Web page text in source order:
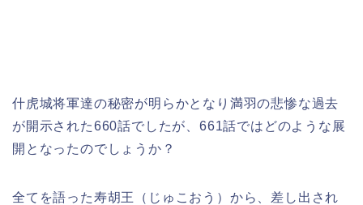
什虎城将軍達の秘密が明らかとなり満羽の悲惨な過去
が開示された660話でしたが、661話ではどのような展
開となったのでしょうか？
全てを語った寿胡王（じゅこおう）から、差し出され